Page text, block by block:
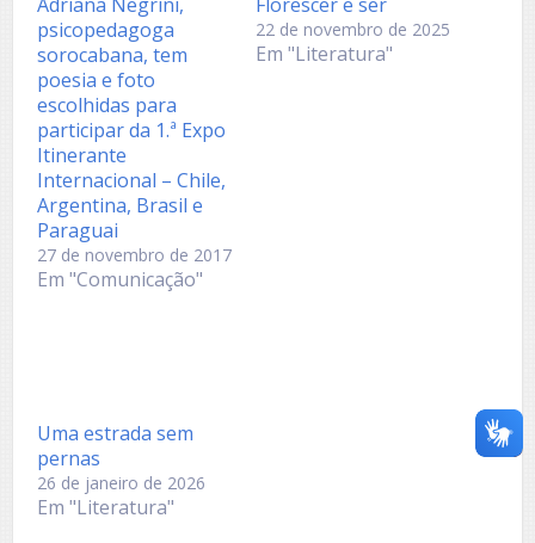
psicopedagoga
sorocabana, tem
poesia e foto
escolhidas para
participar da 1.ª Expo
Itinerante
Internacional – Chile,
Argentina, Brasil e
Paraguai
27 de novembro de 2017
Em "Comunicação"
22 de novembro de 2025
Em "Literatura"
Uma estrada sem
pernas
26 de janeiro de 2026
Em "Literatura"